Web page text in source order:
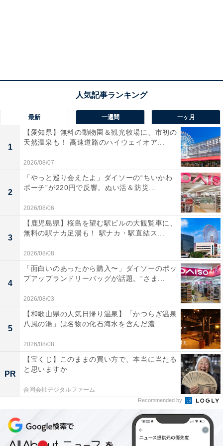
最新 一週間 一ヶ月
1
【愛知県】無料の動物園＆観光牧場に、市初の
天然温泉も！ 高速道路のハイウェイオア...
2026/08/07
2
「やっと巡り会えたよ」ダイソーの“ちいかわ
ポーチ”が220円で反響。ぬい活＆防災...
2026/08/06
3
【鹿児島県】桜島を望む駅ビルの大観覧車に、
無料の駅ナカ足湯も！ 駅ナカ・駅直結ス...
2026/08/08
4
「面白いのあったから購入〜」ダイソーのポッ
プアップランドリーバッグが話題。“さま...
2026/08/03
5
【和歌山県の人気日帰り温泉】「かつらぎ温泉
八風の湯」は名物の化石海水を含んだ濃...
2026/08/08
PR
【宝くじ】このままの買い方で、本当に当たる
と思いますか
合同会社デジタルファーム
Recommended by